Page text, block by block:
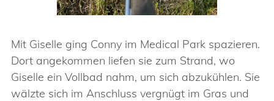
Mit Giselle ging Conny im Medical Park spazieren.
Dort angekommen liefen sie zum Strand, wo
Giselle ein Vollbad nahm, um sich abzukühlen. Sie
wälzte sich im Anschluss vergnügt im Gras und